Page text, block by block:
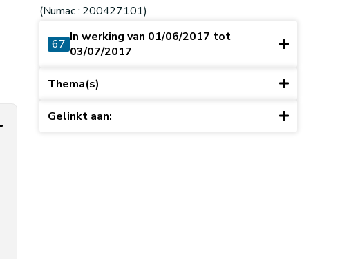
(Numac : 200427101)
67 In werking van 01/06/2017 tot
03/07/2017
Thema(s)
Gelinkt aan: